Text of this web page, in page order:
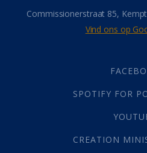
Verheerlikte
Wederkoms
Gebed(87)
Die Onse
God(392)
Afgode(23)
Almag(1)
Commissionerstraat 85,
Vind ons op
SPOTIFY FOR
CREATION